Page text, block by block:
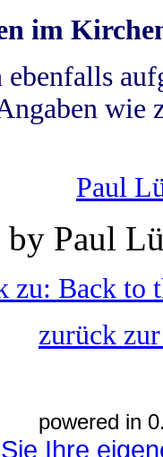
im
wie
Paul
Paul
zu: Back to
zurück
powered in
Ihre